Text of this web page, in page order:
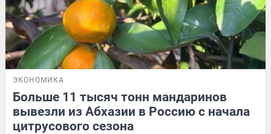
ЭКОНОМИКА
Больше 11 тысяч тонн мандаринов
вывезли из Абхазии в Россию с начала
цитрусового сезона